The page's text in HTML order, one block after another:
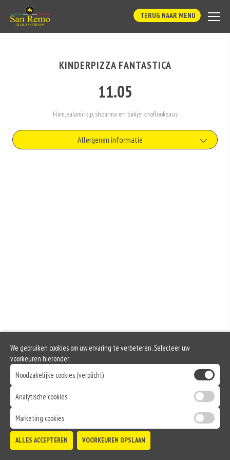
TERUG NAAR MENU
KINDERPIZZA FANTASTICA
11.05
Ham, salami, kip, shoarma en bakje knoflooksaus
Allergenen informatie
We gebruiken cookies om uw ervaring te verbeteren. Selecteer uw
voorkeuren hieronder:
Noodzakelijke cookies (verplicht)
Analytische cookies
Marketing cookies
ALLES ACCEPTEREN VOORKEUREN OPSLAAN